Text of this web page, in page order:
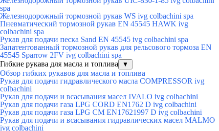
spa
Железнодорожный тормозной рукав WS ivg colbachini spa
Пневматический тормозной рукав EN 45545 HAWK ivg
colbachini spa
Рукав для подачи песка Sand EN 45545 ivg colbachini spa
Запатентованный тормозной рукав для рельсового тормоза EN
45545 Sparrow 2FV ivg colbachini spa
Гибкие рукава для масла и топлива
▼
Обзор гибких рукавов для масла и топлива
Рукав для подачи гидравлического масла COMPRESSOR ivg
colbachini
Рукав для подачи и всасывания масел IVALO ivg colbachini
Рукав для подачи газа LPG CORD EN1762 D ivg colbachini
Рукав для подачи газа LPG CM EN17621997 D ivg colbachini
Рукав для подачи и всасывания гидравлических масел MALMO
ivg colbachini